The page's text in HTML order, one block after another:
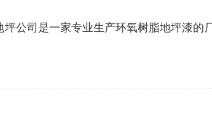
公司是一家专业生产环氧树脂地坪漆